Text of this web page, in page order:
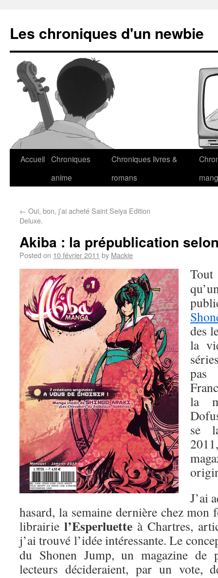
Les chroniques d'un newbie
Accueil Chroniques
anime
Chroniques livres &
romans
← Oui, bon, j’ai acheté Saint Seiya Edition
Deluxe.
Akiba : la prépublication
Posted on 10 février 2011 by Mackie
des
la
pas
la
se
J’ai
hasard, la semaine dernière chez
librairie l’Esperluette à Chartres,
j’ai trouvé l’idée intéressante. Le
du Shonen Jump, un magazine de
lecteurs décideraient, par un vote,